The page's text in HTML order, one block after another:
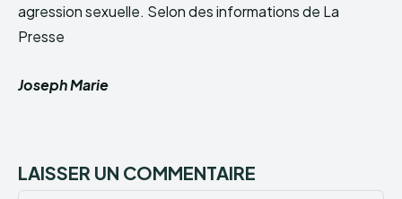
agression sexuelle. Selon des informations de La
Presse
Joseph Marie
LAISSER UN COMMENTAIRE